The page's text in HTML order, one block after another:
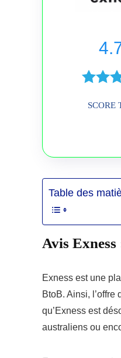
SCORE
Table des
Avis Exness
Exness est une
BtoB. Ainsi, l’offre
qu’Exness est
australiens ou